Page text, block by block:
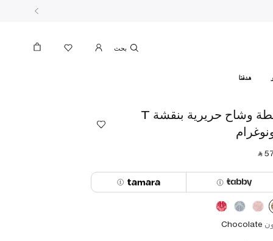
هدفنا
ربطة وشاح حريرية بنقشة T
⃁
Chocolate